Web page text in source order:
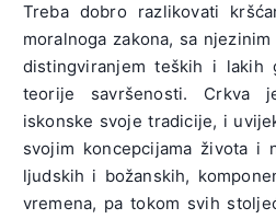
Treba dobro razlikovati
moralnoga zakona, sa
distingviranjem teških i lakih
teorije savršenosti. Crkva
iskonske svoje tradicije, i
svojim koncepcijama života i
ljudskih i božanskih,
vremena, pa tokom svih